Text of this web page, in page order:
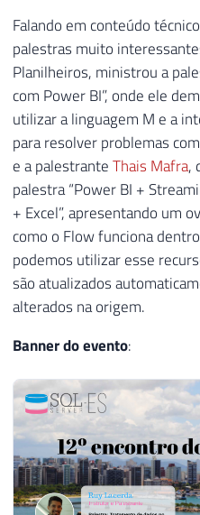
Falando em conteúdo
palestras muito
Planilheiros, ministrou a
com Power BI”, onde ele
utilizar a linguagem M e a
para resolver problemas
e a palestranteThais Mafra,
palestra “Power BI +
+ Excel”, apresentando um
como o Flow funciona
podemos utilizar esse
são atualizados
alterados na origem.
Banner do evento: